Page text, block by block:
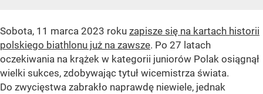
Sobota, 11 marca 2023 roku zapisze się na kartach historii
polskiego biathlonu już na zawsze. Po 27 latach
oczekiwania na krążek w kategorii juniorów Polak osiągnął
wielki sukces, zdobywając tytuł wicemistrza świata.
Do zwycięstwa zabrakło naprawdę niewiele, jednak